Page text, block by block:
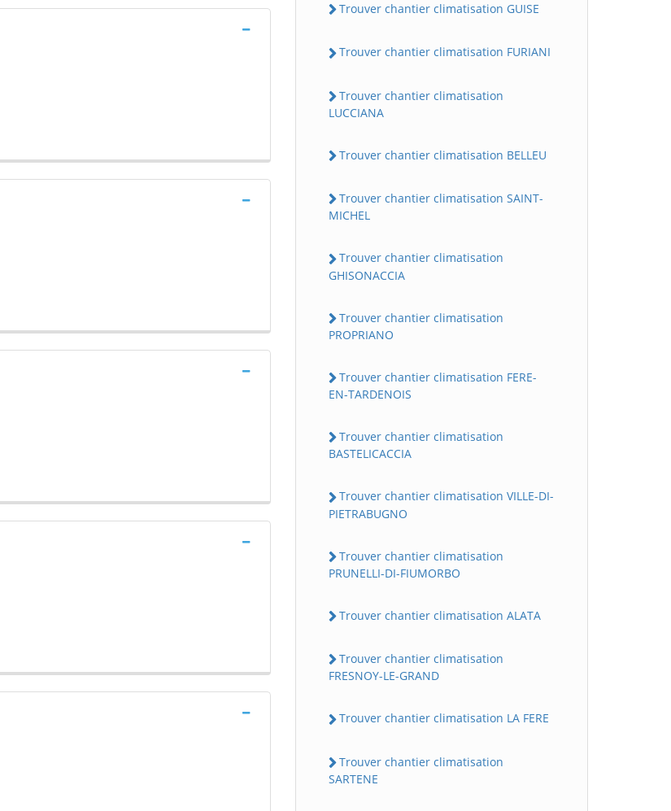
Trouver chantier climatisation GUISE
Trouver chantier climatisation FURIANI
Trouver chantier climatisation
LUCCIANA
Trouver chantier climatisation BELLEU
Trouver chantier climatisation SAINT-
MICHEL
Trouver chantier climatisation
GHISONACCIA
Trouver chantier climatisation
PROPRIANO
Trouver chantier climatisation FERE-
EN-TARDENOIS
Trouver chantier climatisation
BASTELICACCIA
Trouver chantier climatisation VILLE-DI-
PIETRABUGNO
Trouver chantier climatisation
PRUNELLI-DI-FIUMORBO
Trouver chantier climatisation ALATA
Trouver chantier climatisation
FRESNOY-LE-GRAND
Trouver chantier climatisation LA FERE
Trouver chantier climatisation
SARTENE